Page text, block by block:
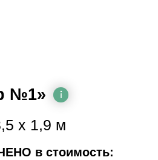
в стоимость:
№1»
х 1,9 м